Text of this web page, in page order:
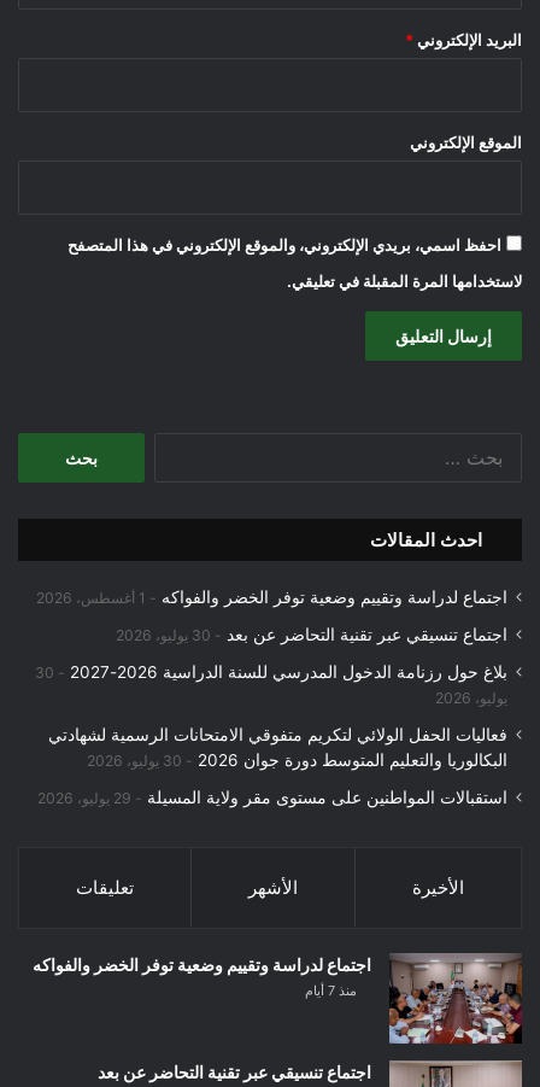
البريد الإلكتروني *
الموقع الإلكتروني
احفظ اسمي، بريدي الإلكتروني، والموقع الإلكتروني في هذا المتصفح
لاستخدامها المرة المقبلة في تعليقي.
ح
ن
احدث المقالات
اجتماع لدراسة وتقييم وضعية توفر الخضر والفواكه 1 أغسطس، 2026
اجتماع تنسيقي عبر تقنية التحاضر عن بعد 30 يوليو، 2026
بلاغ حول رزنامة الدخول المدرسي للسنة الدراسية 2026-2027
30
يوليو، 2026
فعاليات الحفل الولائي لتكريم متفوقي الامتحانات الرسمية لشهادتي
البكالوريا والتعليم المتوسط دورة جوان 2026
30 يوليو، 2026
استقبالات المواطنين على مستوى مقر ولاية المسيلة 29 يوليو، 2026
الأخيرة الأشهر تعليقات
اجتماع لدراسة وتقييم وضعية توفر الخضر والفواكه
منذ 7 أيام
اجتماع تنسيقي عبر تقنية التحاضر عن بعد